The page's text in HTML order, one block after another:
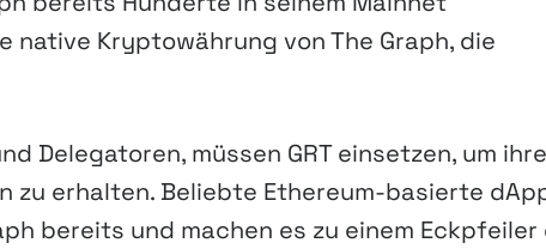
native Kryptowährung von The Graph, die
Delegatoren, müssen GRT einsetzen, um ihre
zu erhalten. Beliebte Ethereum-basierte
bereits und machen es zu einem Eckpfeiler